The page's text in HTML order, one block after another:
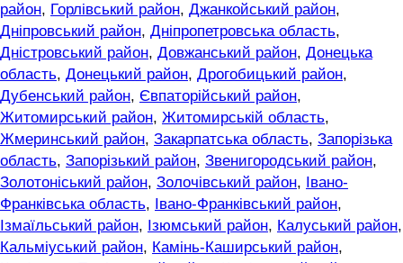
район, Горлівський район, Джанкойський район,
Дніпровський район, Дніпропетровська область,
Дністровський район, Довжанський район, Донецька
область, Донецький район, Дрогобицький район,
Дубенський район, Євпаторійський район,
Житомирський район, Житомирській область,
Жмеринський район, Закарпатська область, Запорізька
область, Запорізький район, Звенигородський район,
Золотоніський район, Золочівський район,
Івано-
Франківська область, Івано-Франківський район,
Ізмаїльський район, Ізюмський район, Калуський район,
Кальміуський район, Камінь-Каширський район,